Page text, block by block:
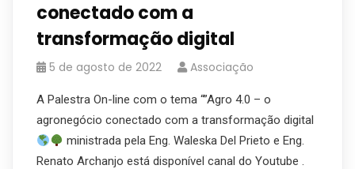
conectado com a
transformação digital
5 de agosto de 2022 Associação
A Palestra On-line com o tema “”Agro 4.0 – o
agronegócio conectado com a transformação digital
ministrada pela Eng. Waleska Del Prieto e Eng.
Renato Archanjo está disponível canal do Youtube .